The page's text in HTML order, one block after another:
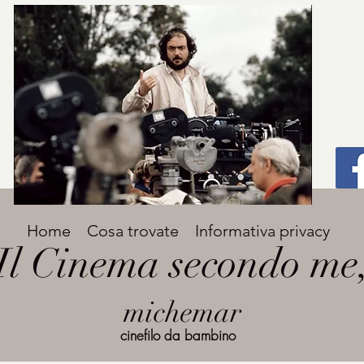
Titolo
grande
Avenir Light una delle font preferite dai
designer. Facile da leggere, viene
utilizzata per titoli e paragrafi.
Cinema secondo
michemar
Home Cosa trovate Informativa privacy
cinefilo da bambino